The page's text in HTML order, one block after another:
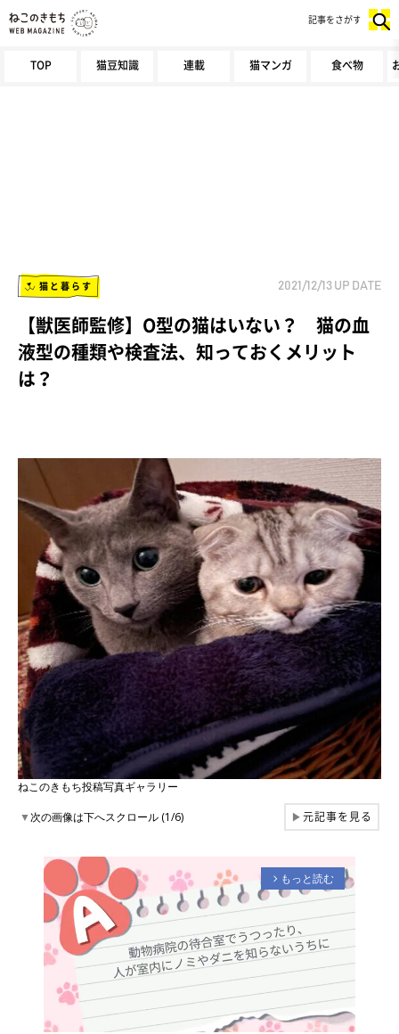
TOP 猫豆知識 連載 猫マンガ 食べ物
記事をさがす
猫と暮らす 2021/12/13 UP DATE
【獣医師監修】O型の猫はいない？ 猫の血
液型の種類や検査法、知っておくメリット
は？
ねこのきもち投稿写真ギャラリー
▼次の画像は下へスクロール (1/6) ▶元記事を見る
arrow_forward_ios もっと読む